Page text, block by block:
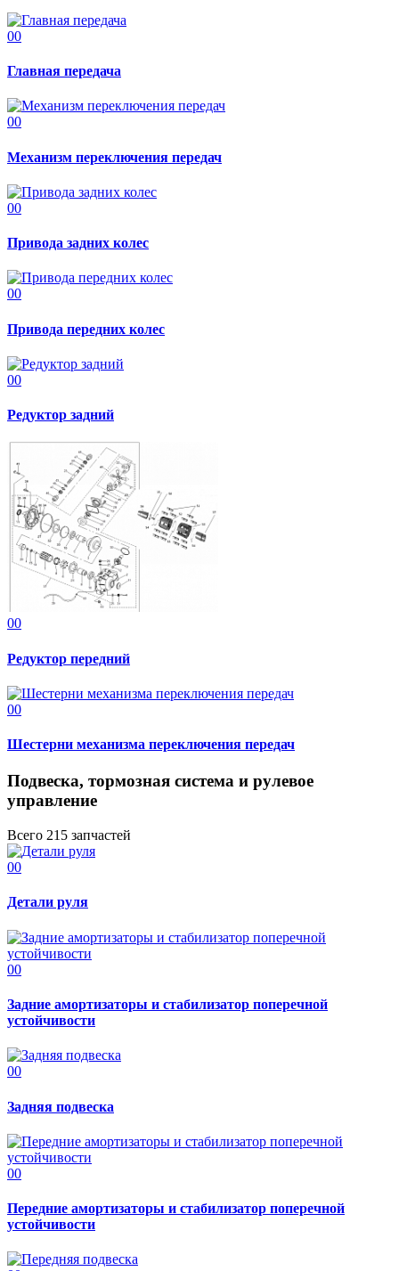
00
Главная передача
00
Механизм переключения передач
00
Привода задних колес
00
Привода передних колес
00
Редуктор задний
00
Редуктор передний
00
Шестерни механизма переключения передач
Подвеска, тормозная система и рулевое
управление
Всего 215 запчастей
00
Детали руля
00
Задние амортизаторы и стабилизатор поперечной
устойчивости
00
Задняя подвеска
00
Передние амортизаторы и стабилизатор поперечной
устойчивости